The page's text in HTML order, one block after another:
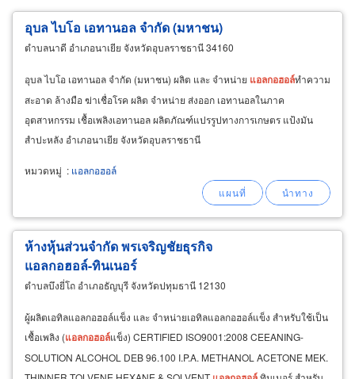
อุบล ไบโอ เอทานอล จำกัด (มหาชน)
ตำบลนาดี อำเภอนาเยีย จังหวัดอุบลราชธานี 34160
อุบล ไบโอ เอทานอล จำกัด (มหาชน) ผลิต และ จำหน่าย แอลกอฮอล์ทำความ
สะอาด ล้างมือ ฆ่าเชื่อโรค ผลิต จำหน่าย ส่งออก เอทานอลในภาค
อุตสาหกรรม เชื้อเพลิงเอทานอล ผลิตภัณฑ์แปรรูปทางการเกษตร แป้งมัน
สำปะหลัง อำเภอนาเยีย จังหวัดอุบลราชธานี
หมวดหมู่ : แอลกอฮอล์
ห้างหุ้นส่วนจำกัด พรเจริญชัยธุรกิจ
แอลกอฮอล์-ทินเนอร์
ตำบลบึงยี่โถ อำเภอธัญบุรี จังหวัดปทุมธานี 12130
ผู้ผลิตเอทิลแอลกอฮอล์แข็ง และ จำหน่ายเอทิลแอลกอฮอล์แข็ง สำหรับใช้เป็น
เชื้อเพลิง (แอลกอฮอล์แข็ง) CERTIFIED ISO9001:2008 CEEANING-
SOLUTION ALCOHOL DEB 96.100 I.P.A. METHANOL ACETONE MEK.